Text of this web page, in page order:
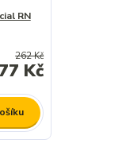
RN
262 Kč
Kč